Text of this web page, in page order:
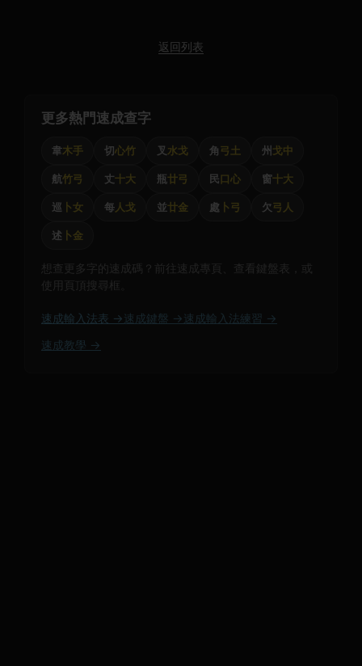
返回列表
更多熱門速成查字
韋木手 切心竹 叉 水戈 角弓土 州 戈中
航竹弓 丈十大 瓶廿弓 民口心 窗十大
巡 卜女 每人戈 並廿金 處 卜弓 欠弓人
述 卜金
想查更多字的速成碼？前往速成專頁、查看鍵盤表，或
使用頁頂搜尋框。
速成輸入法表 → 速成鍵盤 → 速成輸入法練習 →
速成教學 →